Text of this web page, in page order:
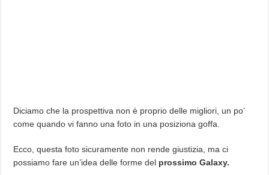
Diciamo che la prospettiva non è proprio delle migliori, un po’
come quando vi fanno una foto in una posiziona goffa.
Ecco, questa foto sicuramente non rende giustizia, ma ci
possiamo fare un’idea delle forme del prossimo Galaxy.